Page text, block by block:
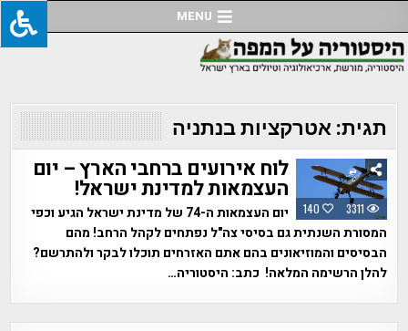
to
content
MENU
תגית:אטרקציות בנתניה
140 3311
לוח אירועים ברחבי הארץ – יום
העצמאות למדינת ישראל!
יום העצמאות ה-74 של מדינת ישראל הגיע וכפי
המסורת השנתית גם בסיסי צה"ל נפתחים לקהל הרחב! מהם
הבסיסים והמוזיאונים בהם אתם האזרחים תוכלו לבקר ולהתרשם?
להלן הרשימה המלאה! כתב: היסטוריה…